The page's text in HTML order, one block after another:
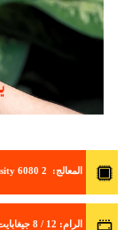
المعالج: Mediatek Dimensity 6080 2
الرام: 12 / 8 جيغابايت